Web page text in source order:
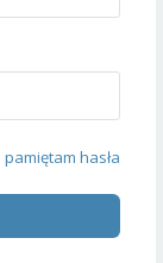
hasła